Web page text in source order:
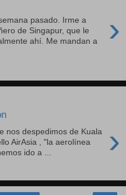
›
pasado. Irme a
de Singapur, que le
ahí. Me mandan a
›
nos despedimos de Kuala
AirAsia , "la aerolínea
ido a ...